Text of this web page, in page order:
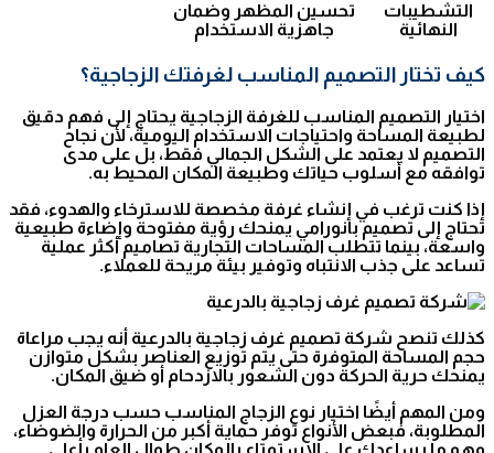
التشطيبات
النهائية
تحسين المظهر وضمان
جاهزية الاستخدام
كيف تختار التصميم المناسب لغرفتك الزجاجية؟
اختيار التصميم المناسب للغرفة الزجاجية يحتاج إلى فهم دقيق
لطبيعة المساحة واحتياجات الاستخدام اليومية، لأن نجاح
التصميم لا يعتمد على الشكل الجمالي فقط، بل على مدى
توافقه مع أسلوب حياتك وطبيعة المكان المحيط به.
إذا كنت ترغب في إنشاء غرفة مخصصة للاسترخاء والهدوء، فقد
تحتاج إلى تصميم بانورامي يمنحك رؤية مفتوحة وإضاءة طبيعية
واسعة، بينما تتطلب المساحات التجارية تصاميم أكثر عملية
تساعد على جذب الانتباه وتوفير بيئة مريحة للعملاء.
كذلك تنصح شركة تصميم غرف زجاجية بالدرعية أنه يجب مراعاة
حجم المساحة المتوفرة حتى يتم توزيع العناصر بشكل متوازن
يمنحك حرية الحركة دون الشعور بالازدحام أو ضيق المكان.
ومن المهم أيضًا اختيار نوع الزجاج المناسب حسب درجة العزل
المطلوبة، فبعض الأنواع توفر حماية أكبر من الحرارة والضوضاء،
وهو ما يساعدك على الاستمتاع بالمكان طوال العام بأعلى